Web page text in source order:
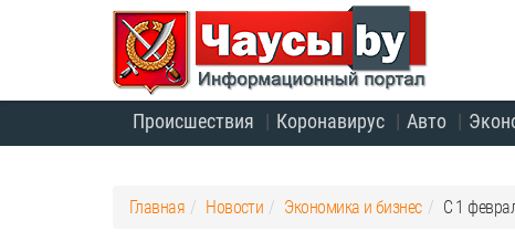
Происшествия Коронавирус Авто
Главная Новости Экономика и бизнес С 1